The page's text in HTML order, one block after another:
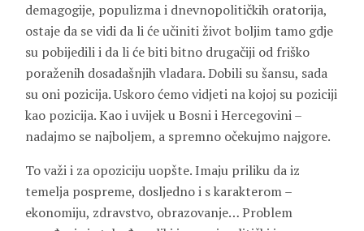
demagogije, populizma i dnevnopolitičkih oratorija,
ostaje da se vidi da li će učiniti život boljim tamo gdje
su pobijedili i da li će biti bitno drugačiji od friško
poraženih dosadašnjih vladara. Dobili su šansu, sada
su oni pozicija. Uskoro ćemo vidjeti na kojoj su poziciji
kao pozicija. Kao i uvijek u Bosni i Hercegovini –
nadajmo se najboljem, a spremno očekujmo najgore.
To važi i za opoziciju uopšte. Imaju priliku da iz
temelja pospreme, dosljedno i s karakterom –
ekonomiju, zdravstvo, obrazovanje… Problem